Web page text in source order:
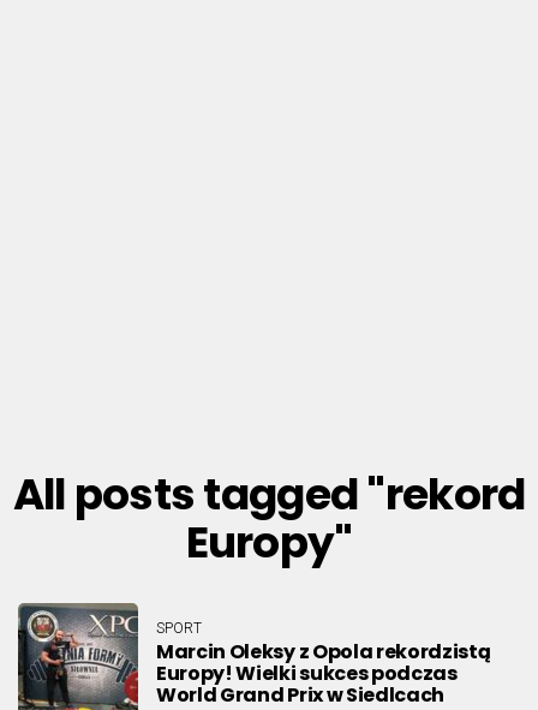
All posts tagged "rekord
Europy"
SPORT
Marcin Oleksy z Opola rekordzistą
Europy! Wielki sukces podczas
World Grand Prix w Siedlcach